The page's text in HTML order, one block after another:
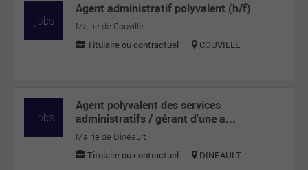
Agent administratif polyvalent (h/f)
Mairie de Couville
Titulaire ou contractuel
COUVILLE
Agent polyvalent des services
administratifs / gérant d'une a...
Mairie de Dinéault
Titulaire ou contractuel
DINEAULT